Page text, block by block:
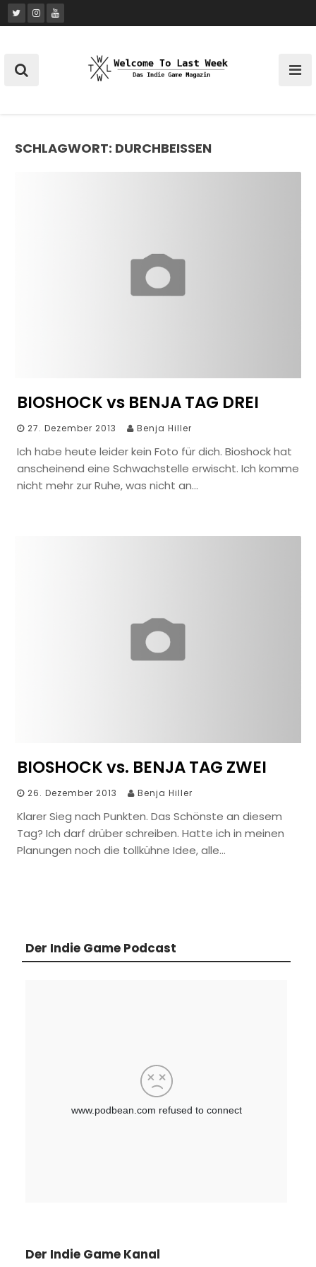
Skip
to
SCHLAGWORT: DURCHBEISSEN
BIOSHOCK vs BENJA TAG DREI
27. Dezember 2013 Benja Hiller
Ich habe heute leider kein Foto für dich. Bioshock hat
anscheinend eine Schwachstelle erwischt. Ich komme
nicht mehr zur Ruhe, was nicht an…
BIOSHOCK vs. BENJA TAG ZWEI
26. Dezember 2013 Benja Hiller
Klarer Sieg nach Punkten. Das Schönste an diesem
Tag? Ich darf drüber schreiben. Hatte ich in meinen
Planungen noch die tollkühne Idee, alle…
Der Indie Game Podcast
Der Indie Game Kanal